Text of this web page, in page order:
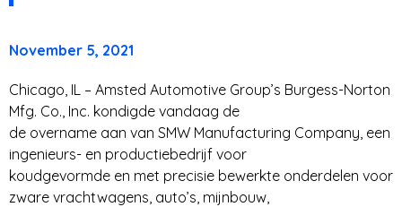
November 5, 2021
Chicago, IL – Amsted Automotive Group’s Burgess-Norton
Mfg. Co., Inc. kondigde vandaag de
de overname aan van SMW Manufacturing Company, een
ingenieurs- en productiebedrijf voor
koudgevormde en met precisie bewerkte onderdelen voor
zware vrachtwagens, auto’s, mijnbouw,